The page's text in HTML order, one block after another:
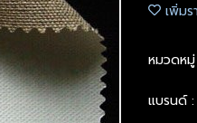
เพิ่มร
หมวดหมู่
แบรนด์ :